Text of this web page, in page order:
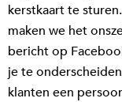
kerstkaart te
maken we het
bericht op
je te
klanten een